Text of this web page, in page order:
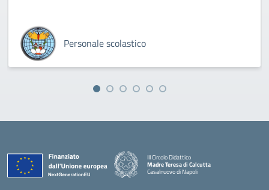
Personale scolastico
III Circolo Didattico
Madre Teresa di Calcutta
Casalnuovo di Napoli
— Visita la pagina iniziale della scuola